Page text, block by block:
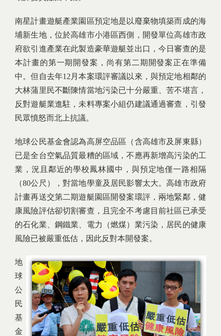
南星計畫遊艇產業園區預定地是以廢棄物填築而成的海
埔新生地，位於高雄市小港區西側，開發單位高雄市政
府欲引進產業在此製造豪華遊艇並出口，今日審查的是
本計畫的第一期開發案，尚有第二期開發案正在準備
中。但自去年12月本案環評審議以來，與預定地相鄰的
大林蒲里民不斷陳情當地污染已十分嚴重、苦不堪言，
反對遊艇業進駐，未料專案小組仍建議通過審查，引發
民眾憤怒而北上抗議。
地球公民基金會認為高屏空品區（含高雄市及屏東縣）
已是全台空氣品質最糟的區域，不應再新增高污染的工
業，況且鄰近的學校鳳林國中，與預定地僅一路相隔
（80公尺），對當地學童及居民影響太大。高雄市政府
計畫再送交第二期遊艇園區開發案環評，兩地緊鄰，健
康風險評估卻切割審查，且完全不考慮目前社區已承受
的石化業、鋼鐵業、電力（燃煤）業污染，居民的健康
風險已被嚴重低估，因此反對本開發案。
地
球
公
民
基
金